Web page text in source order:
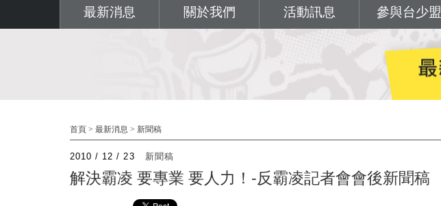
最新消息 關於我們 活動訊息 參與台少盟
首頁 > 最新消息 > 新聞稿
2010 / 12 / 23 新聞稿
解決霸凌 要專業 要人力！-反霸凌記者會會後新聞稿